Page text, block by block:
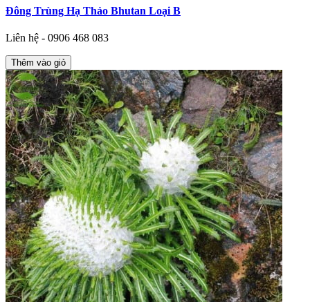
Đông Trùng Hạ Thảo Bhutan Loại B
Liên hệ - 0906 468 083
Thêm vào giỏ